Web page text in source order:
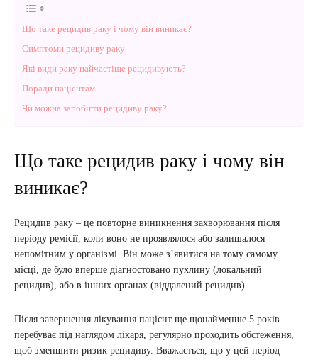
Що таке рецидив раку і чому він виникає?
Симптоми рецидиву раку
Які види раку найчастіше рецидивують?
Поради пацієнтам
Чи можна запобігти рецидиву раку?
Що таке рецидив раку і чому він
виникає?
Рецидив раку – це повторне виникнення захворювання після
періоду ремісії, коли воно не проявлялося або залишалося
непомітним у організмі. Він може з’явитися на тому самому
місці, де було вперше діагностовано пухлину (локальний
рецидив), або в інших органах (віддалений рецидив).
Після завершення лікування пацієнт ще щонайменше 5 років
перебуває під наглядом лікаря, регулярно проходить обстеження,
щоб зменшити ризик рецидиву. Вважається, що у цей період